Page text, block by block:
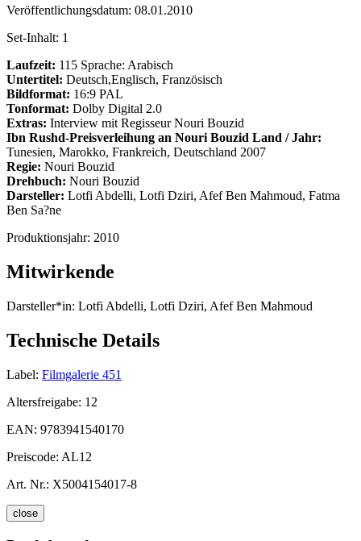
Veröffentlichungsdatum: 08.01.2010
Set-Inhalt: 1
Laufzeit: 115 Sprache: Arabisch
Untertitel: Deutsch,Englisch, Französisch
Bildformat: 16:9 PAL
Tonformat: Dolby Digital 2.0
Extras: Interview mit Regisseur Nouri Bouzid
Ibn Rushd-Preisverleihung an Nouri Bouzid Land / Jahr:
Tunesien, Marokko, Frankreich, Deutschland 2007
Regie: Nouri Bouzid
Drehbuch: Nouri Bouzid
Darsteller: Lotfi Abdelli, Lotfi Dziri, Afef Ben Mahmoud, Fatma
Ben Sa?ne
Produktionsjahr: 2010
Mitwirkende
Darsteller*in: Lotfi Abdelli, Lotfi Dziri, Afef Ben Mahmoud
Technische Details
Label: Filmgalerie 451
Altersfreigabe: 12
EAN: 9783941540170
Preiscode: AL12
Art. Nr.: X5004154017-8
close